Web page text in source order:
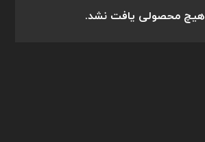
هیچ محصولی یافت نشد.